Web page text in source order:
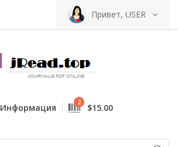
Привет, USER
Информация 2 $15.00